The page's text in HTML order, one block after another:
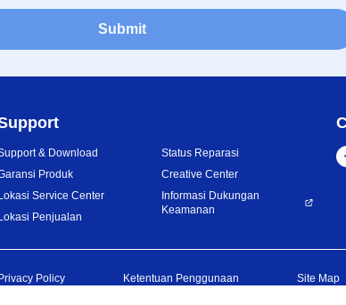
Submit
& Download
Produk
Lokasi Service Center
Lokasi Penjualan
Status Reparasi
Creative Center
Informasi Dukungan
Keamanan
Privacy Policy Ketentuan Penggunaan Site Map